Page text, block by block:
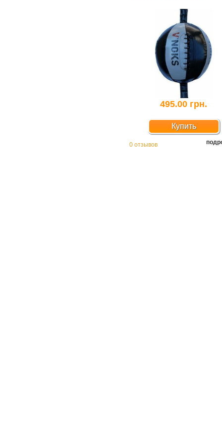
495.00 грн.
Купить
0 отзывов